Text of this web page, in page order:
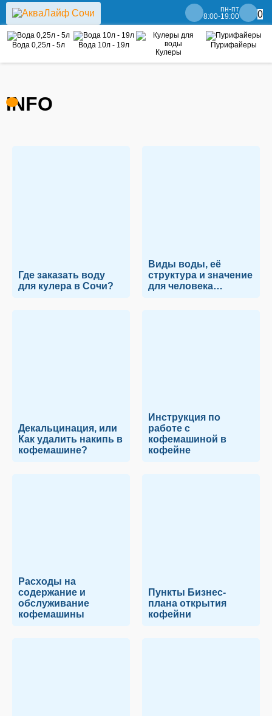
пн-пт
8:00-19:00
0
Вода 0,25л - 5л
Вода 10л - 19л
Кулеры
Пурифайеры
INFO
Где заказать воду
для кулера в Сочи?
Виды воды, её
структура и значение
для человека…
Декальцинация, или
Как удалить накипь в
кофемашине?
Инструкция по
работе с
кофемашиной в
кофейне
Расходы на
содержание и
обслуживание
кофемашины
Пункты Бизнес-
плана открытия
кофейни